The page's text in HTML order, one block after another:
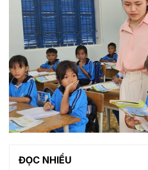
ĐỌC NHIỀU